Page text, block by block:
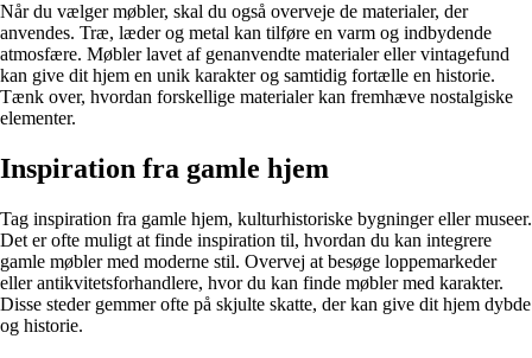
Når du vælger møbler, skal du også overveje de materialer, der
anvendes. Træ, læder og metal kan tilføre en varm og indbydende
atmosfære. Møbler lavet af genanvendte materialer eller vintagefund
kan give dit hjem en unik karakter og samtidig fortælle en historie.
Tænk over, hvordan forskellige materialer kan fremhæve nostalgiske
elementer.
Inspiration fra gamle hjem
Tag inspiration fra gamle hjem, kulturhistoriske bygninger eller museer.
Det er ofte muligt at finde inspiration til, hvordan du kan integrere
gamle møbler med moderne stil. Overvej at besøge loppemarkeder
eller antikvitetsforhandlere, hvor du kan finde møbler med karakter.
Disse steder gemmer ofte på skjulte skatte, der kan give dit hjem dybde
og historie.